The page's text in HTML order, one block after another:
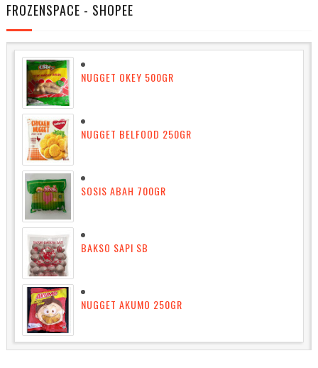
FROZENSPACE - SHOPEE
NUGGET OKEY 500GR
NUGGET BELFOOD 250GR
SOSIS ABAH 700GR
BAKSO SAPI SB
NUGGET AKUMO 250GR